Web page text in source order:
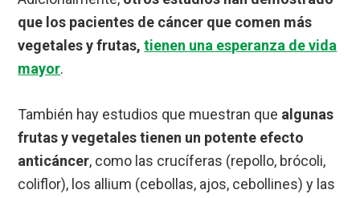
que los pacientes de cáncer que comen más
vegetales y frutas,tienen una esperanza de vida
mayor.
También hay estudios que muestran que algunas
frutas y vegetales tienen un potente efecto
anticáncer, como las crucíferas (repollo, brócoli,
coliflor), los allium (cebollas, ajos, cebollines) y las